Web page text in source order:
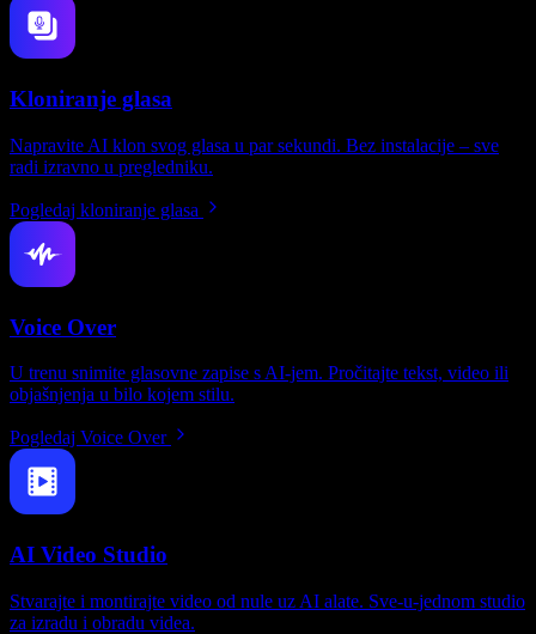
Kloniranje glasa
Napravite AI klon svog glasa u par sekundi. Bez instalacije – sve
radi izravno u pregledniku.
Pogledaj kloniranje glasa
Voice Over
U trenu snimite glasovne zapise s AI-jem. Pročitajte tekst, video ili
objašnjenja u bilo kojem stilu.
Pogledaj Voice Over
AI Video Studio
Stvarajte i montirajte video od nule uz AI alate. Sve-u-jednom studio
za izradu i obradu videa.